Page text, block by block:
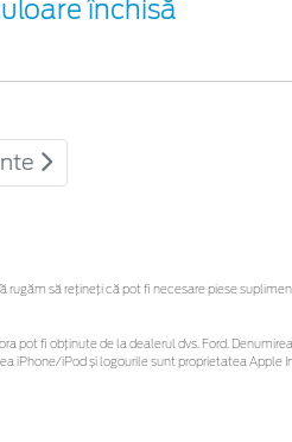
închisă
să rețineți că pot fi necesare piese
pot fi obținute de la dealerul dvs. Ford.
iPhone/iPod și logourile sunt proprietatea